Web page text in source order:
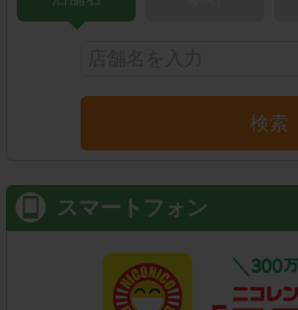
検索
スマートフォン